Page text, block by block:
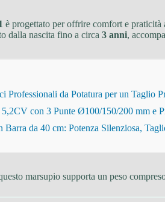
è progettato per offrire comfort e
dalla nascita fino a circa 3 anni,
da Potatura per un Taglio
con 3 Punte Ø100/150/200 mm e
da 40 cm: Potenza Silenziosa,
marsupio supporta un peso